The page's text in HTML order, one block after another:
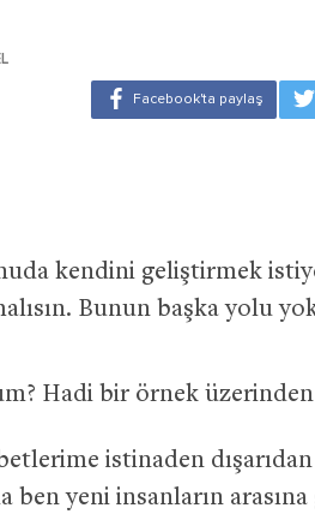
kendini geliştirmek
Bunun başka yolu
Hadi bir örnek
istinaden
ben yeni insanların